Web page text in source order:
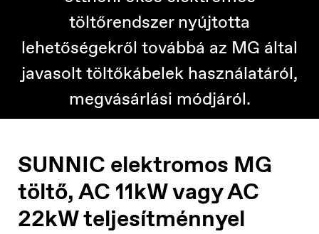
töltőrendszer nyújtotta
lehetőségekről továbbá az MG által
javasolt töltőkábelek használatáról,
megvásárlási módjáról.
SUNNIC elektromos MG
töltő, AC 11kW vagy AC
22kW teljesítménnyel